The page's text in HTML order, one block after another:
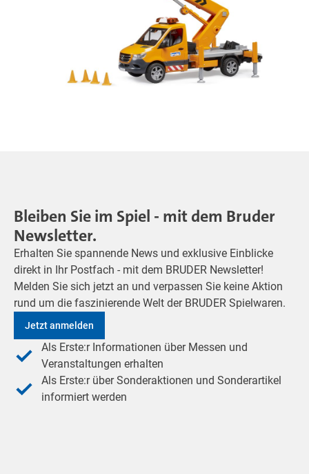
Bleiben Sie im Spiel - mit dem Bruder
Newsletter.
Erhalten Sie spannende News und exklusive Einblicke
direkt in Ihr Postfach - mit dem BRUDER Newsletter!
Melden Sie sich jetzt an und verpassen Sie keine Aktion
rund um die faszinierende Welt der BRUDER Spielwaren.
Jetzt anmelden
Als Erste:r Informationen über Messen und
Veranstaltungen erhalten
Als Erste:r über Sonderaktionen und Sonderartikel
informiert werden